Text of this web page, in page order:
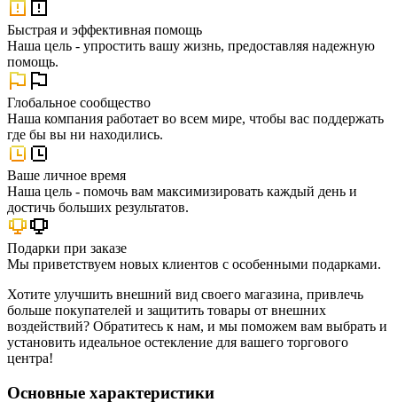
Быстрая и эффективная помощь
Наша цель - упростить вашу жизнь, предоставляя надежную
помощь.
Глобальное сообщество
Наша компания работает во всем мире, чтобы вас поддержать
где бы вы ни находились.
Ваше личное время
Наша цель - помочь вам максимизировать каждый день и
достичь больших результатов.
Подарки при заказе
Мы приветствуем новых клиентов с особенными подарками.
Хотите улучшить внешний вид своего магазина, привлечь
больше покупателей и защитить товары от внешних
воздействий? Обратитесь к нам, и мы поможем вам выбрать и
установить идеальное остекление для вашего торгового
центра!
Основные характеристики